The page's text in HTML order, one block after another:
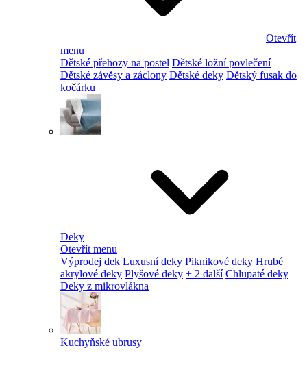
Otevřít
menu
Dětské přehozy na postel Dětské ložní povlečení
Dětské závěsy a záclony Dětské deky Dětský fusak do
kočárku
Deky
Otevřít menu
Výprodej dek Luxusní deky Piknikové deky Hrubé
akrylové deky Plyšové deky + 2 další Chlupaté deky
Deky z mikrovlákna
Kuchyňské ubrusy